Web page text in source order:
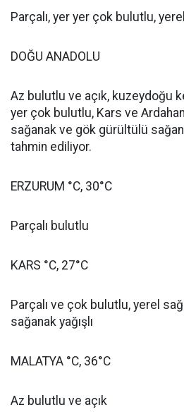
Parçalı, yer yer çok bulutlu,
DOĞU ANADOLU
Az bulutlu ve açık, kuzeydoğu
yer çok bulutlu, Kars ve
sağanak ve gök gürültülü
tahmin ediliyor.
ERZURUM °C, 30°C
Parçalı bulutlu
KARS °C, 27°C
Parçalı ve çok bulutlu, yerel
sağanak yağışlı
MALATYA °C, 36°C
Az bulutlu ve açık